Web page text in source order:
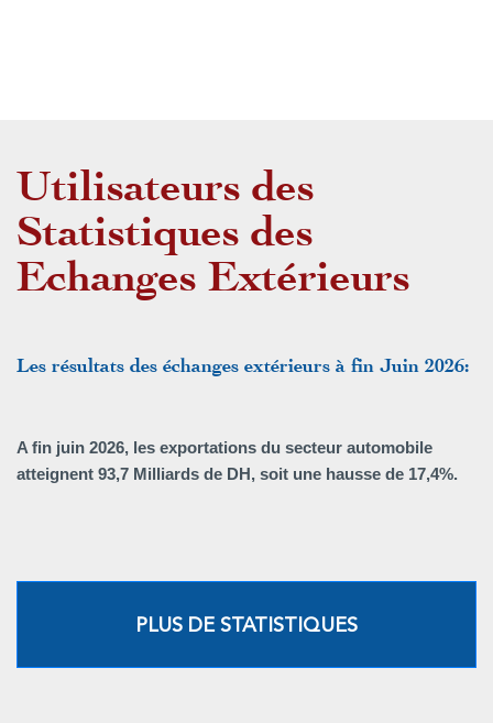
Utilisateurs des
Statistiques des
Echanges Extérieurs
Les résultats des échanges extérieurs à fin Juin 2026:
A fin juin 2026, les exportations du secteur automobile
atteignent 93,7 Milliards de DH, soit une hausse de 17,4%.
PLUS DE STATISTIQUES